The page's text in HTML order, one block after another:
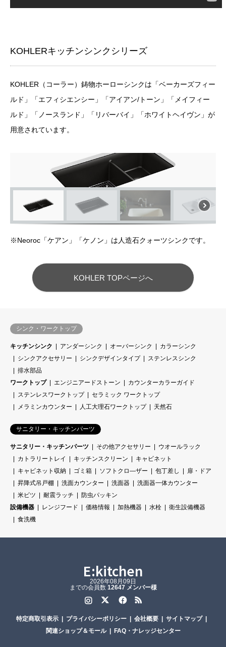
KOHLERキッチンシンクシリーズ
KOHLER（コーラー）鋳物ホーローシンクは「ベーカーズフィー
ルド」「エフィシエンシー」「アイアン/トーン」「メイフィー
ルド」「ノースランド」「リバーバイ」「ホワイトヘイヴン」が
用意されています。
Neoroc Cairn™（ケアン）シリーズ
※Neoroc「ケアン」「ケノン」は人造石クォーツシンクです。
KOHLER TOPページへ
シンク・ワークトップ
キッチンシンク アンダーシンク オーバーシンク
カラーシンク
シンクアクセサリー
シンクデザインタイプ
ステンレスシンク
排水部品
ワークトップ
エンジニアードストーン
カウンターカラーガイド
ステンレスワークトップ
セラミック ワークトップ
メラミンカウンター
人工大理石ワークトップ 天然石
サニタリー・キッチンパーツ
サニタリー・キッチンパーツ その他アクセサリー
ウオールラック
カトラリートレイ
キッチンスクリーン
キャビネット
キャビネット収納
ゴミ箱 ソフトクロ―ザー 包丁差し
扉・ドア
昇降式吊戸棚
洗面カウンター 洗面器
洗面器一体カウンター
米ビツ
耐震ラッチ
防虫パッキン
設備機器
レンジフード 価格情報 加熱機器 水栓
衛生設備機器
食洗機
E:kitchen
2026年08月09日
までの会員数 12647 メンバー様
FacebookRSS
特定商取引表示 プライバシーポリシー 会社概要
サイトマップ
関連ショップ＆モール
FAQ・ナレッジセンター